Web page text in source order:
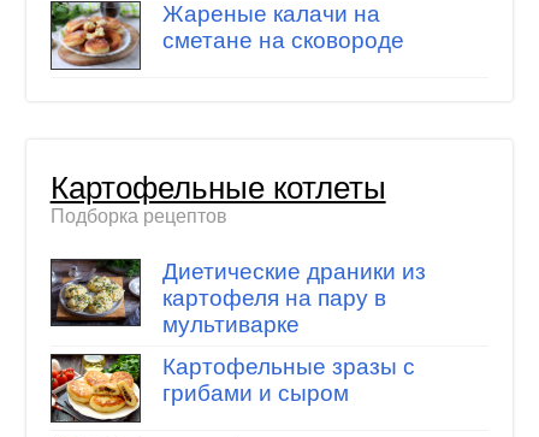
Жареные калачи на
сметане на сковороде
Картофельные котлеты
Подборка рецептов
Диетические драники из
картофеля на пару в
мультиварке
Картофельные зразы с
грибами и сыром